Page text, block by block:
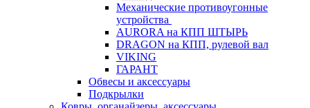
Механические противоугонные
устройства
AURORA на КПП ШТЫРЬ
DRAGON на КПП, рулевой вал
VIKING
ГАРАНТ
Обвесы и аксессуары
Подкрылки